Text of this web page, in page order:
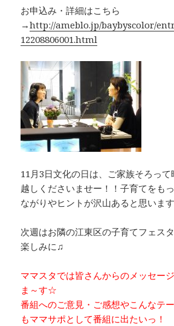
お申込み・詳細はこちら
→http://ameblo.jp/baybyscolor/
12208806001.html
11月3日文化の日は、ご家族そろっ
越しくださいませー！！子育てをも
ながりやヒントが沢山あると思いま
次週はお隣の江東区の子育てフェス
楽しみに♫
ママスタでは皆さんからのメッセー
ま～す☆
番組へのご意見・ご感想やこんなテ
もママサポとして番組に出たいっ！